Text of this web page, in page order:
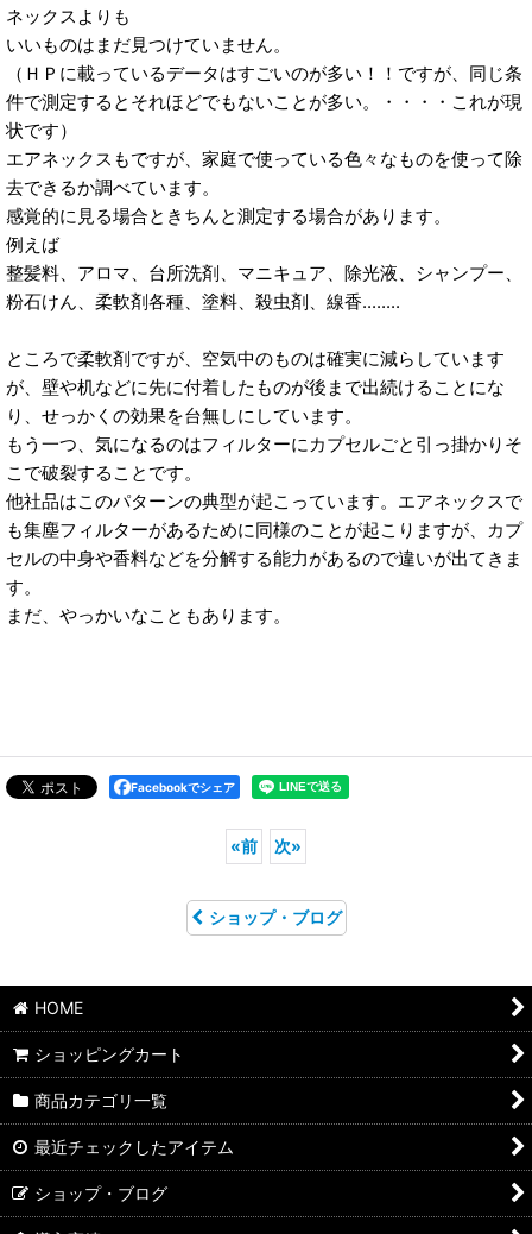
ネックスよりも
いいものはまだ見つけていません。
（ＨＰに載っているデータはすごいのが多い！！ですが、同じ条
件で測定するとそれほどでもないことが多い。・・・・これが現
状です）
エアネックスもですが、家庭で使っている色々なものを使って除
去できるか調べています。
感覚的に見る場合ときちんと測定する場合があります。
例えば
整髪料、アロマ、台所洗剤、マニキュア、除光液、シャンプー、
粉石けん、柔軟剤各種、塗料、殺虫剤、線香........
ところで柔軟剤ですが、空気中のものは確実に減らしています
が、壁や机などに先に付着したものが後まで出続けることにな
り、せっかくの効果を台無しにしています。
もう一つ、気になるのはフィルターにカプセルごと引っ掛かりそ
こで破裂することです。
他社品はこのパターンの典型が起こっています。エアネックスで
も集塵フィルターがあるために同様のことが起こりますが、カプ
セルの中身や香料などを分解する能力があるので違いが出てきま
す。
まだ、やっかいなこともあります。
Facebookでシェア
«前 次»
ショップ・ブログ
HOME
ショッピングカート
商品カテゴリ一覧
最近チェックしたアイテム
ショップ・ブログ